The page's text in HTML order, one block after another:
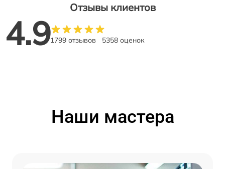
Отзывы клиентов
4.91799 отзывов 5358 оценок
Наши мастера